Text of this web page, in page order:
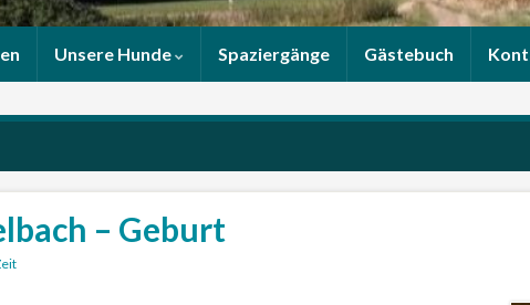
Unsere Hunde Spaziergänge Gästebuch
– Geburt